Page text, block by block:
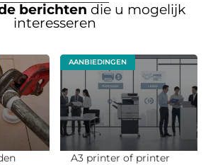
berichten die u mogelijk
interesseren
AANBIEDINGEN
A3 printer of printer